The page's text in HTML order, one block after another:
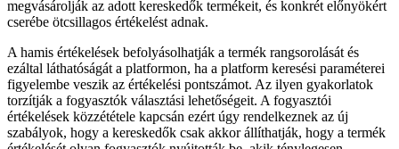
megvásárolják az adott kereskedők termékeit, és konkrét előnyökért
cserébe ötcsillagos értékelést adnak.
A hamis értékelések befolyásolhatják a termék rangsorolását és
ezáltal láthatóságát a platformon, ha a platform keresési paraméterei
figyelembe veszik az értékelési pontszámot. Az ilyen gyakorlatok
torzítják a fogyasztók választási lehetőségeit. A fogyasztói
értékelések közzététele kapcsán ezért úgy rendelkeznek az új
szabályok, hogy a kereskedők csak akkor állíthatják, hogy a termék